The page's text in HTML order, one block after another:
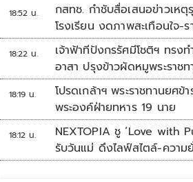
18:52 น.
กสทช. กำชับสื่อเสนอข่าวเหตุ
โรงเรียน งดภาพสะเทือนใจ-ร
เสี่ยงเลียนแบบ
18:22 น.
เจ้าฟ้าทีปังกรรัศมีโชติฯ ทรง
อาสา ปรุงข้าวผัดหมูพระราชท
ประชาชน
18:19 น.
โปรดเกล้าฯ พระราชทานยศข้า
พระองค์ฝ่ายทหาร 19 นาย
18:12 น.
NEXTOPIA ชู ‘Love with
รับวันแม่ ดึงไลฟ์สไตล์-ความ
สร้างประสบการณ์ช้อปปิงมีค